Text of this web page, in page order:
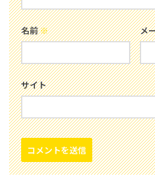
名前※ メ
サイト